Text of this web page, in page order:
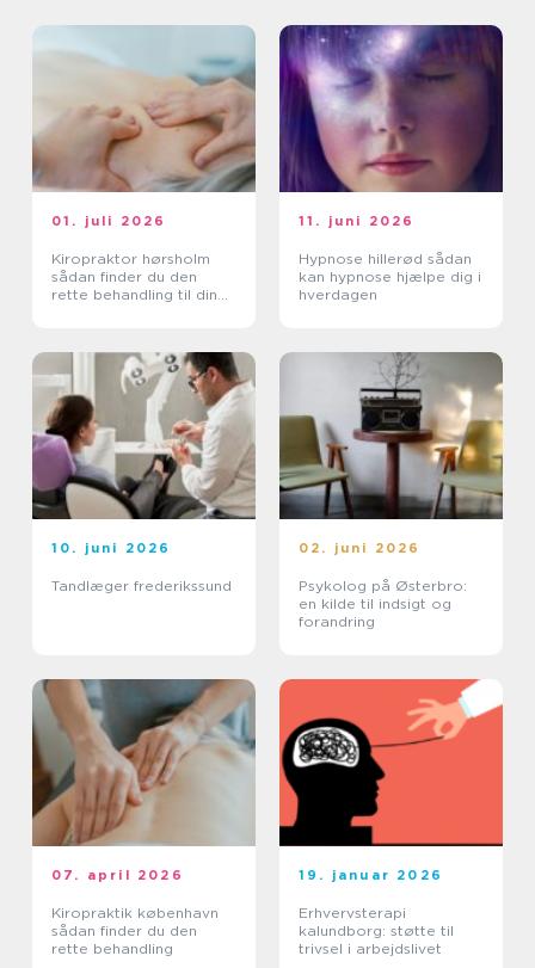
01. juli 2026
Kiropraktor hørsholm
sådan finder du den
rette behandling til dine
11. juni 2026
Hypnose hillerød sådan
kan hypnose hjælpe dig i
hverdagen
10. juni 2026
Tandlæger frederikssund
02. juni 2026
Psykolog på Østerbro:
en kilde til indsigt og
forandring
07. april 2026
Kiropraktik københavn
sådan finder du den
rette behandling
19. januar 2026
Erhvervsterapi
kalundborg: støtte til
trivsel i arbejdslivet